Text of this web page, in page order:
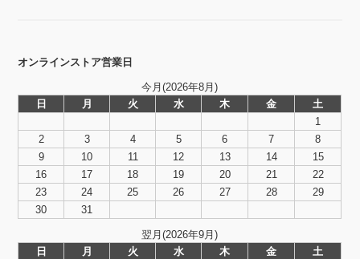
オンラインストア営業日
今月(2026年8月)
日
月 火 水 木 金
土
1
2
3 4 5 6 7
8
9
10 11 12 13 14
15
16
17 18 19 20 21
22
23
24 25 26 27 28
29
30
31
翌月(2026年9月)
日
月 火 水 木 金
土